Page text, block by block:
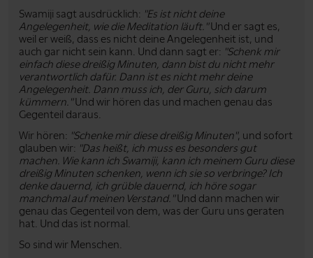
Swamiji sagt ausdrücklich: "Es ist nicht deine
Angelegenheit, wie die Meditation läuft."Und er sagt es,
weil er weiß, dass es nicht deine Angelegenheit ist, und
auch gar nicht sein kann. Und dann sagt er: "Schenk mir
einfach diese dreißig Minuten, dann bist du nicht mehr
verantwortlich dafür. Dann ist es nicht mehr deine
Angelegenheit. Dann muss ich, der Guru, sich darum
kümmern."Und wir hören das und machen genau das
Gegenteil daraus.
Wir hören: "Schenke mir diese dreißig Minuten", und sofort
glauben wir: "Das heißt, ich muss es besonders gut
machen. Wie kann ich Swamiji, kann ich meinem Guru diese
dreißig Minuten schenken, wenn ich sie so verbringe? Ich
denke dauernd, ich grüble dauernd, ich höre sogar
manchmal auf meinen Verstand."Und dann machen wir
genau das Gegenteil von dem, was der Guru uns geraten
hat. Und das ist normal.
So sind wir Menschen.